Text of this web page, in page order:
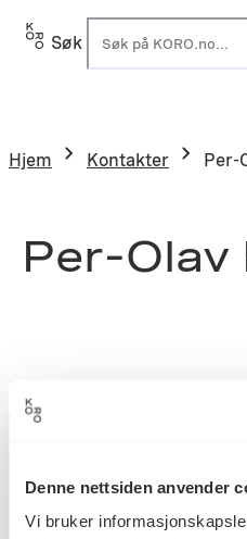
Denne nettsiden anvender
Vi bruker
Søk
Hjem Kontakter Per-
Per-Olav